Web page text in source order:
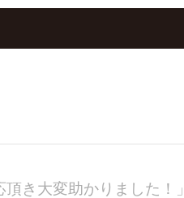
き大変助かりました！」